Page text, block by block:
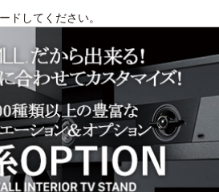
ドしてください。